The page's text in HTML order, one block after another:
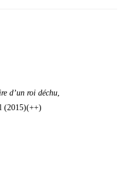
d’un roi déchu,
(2015)(++)